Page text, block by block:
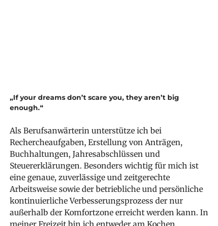
„If your dreams don’t scare you, they aren’t big
enough.“
Als Berufsanwärterin unterstütze ich bei
Rechercheaufgaben, Erstellung von Anträgen,
Buchhaltungen, Jahresabschlüssen und
Steuererklärungen. Besonders wichtig für mich ist
eine genaue, zuverlässige und zeitgerechte
Arbeitsweise sowie der betriebliche und persönliche
kontinuierliche Verbesserungsprozess der nur
außerhalb der Komfortzone erreicht werden kann. In
meiner Freizeit bin ich entweder am Kochen,